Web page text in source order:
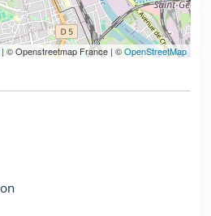
|© Openstreetmap France | ©OpenStreetMap